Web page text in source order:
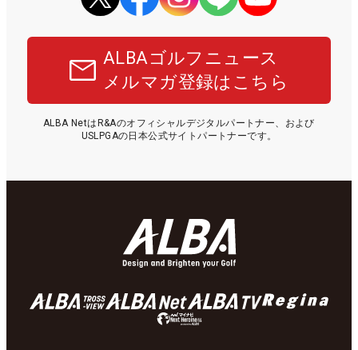
ALBAゴルフニュース
メルマガ登録はこちら
ALBA NetはR&Aのオフィシャルデジタルパートナー、および
USLPGAの日本公式サイトパートナーです。